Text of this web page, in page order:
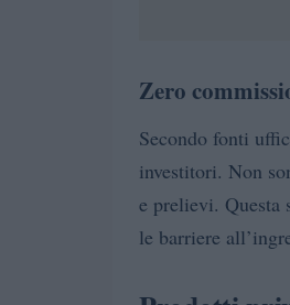
Zero
Secondo fonti
investitori. Non
e prelievi. Questa
le barriere